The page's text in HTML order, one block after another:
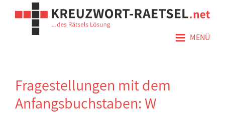
≡ MENÜ
Fragestellungen mit dem
Anfangsbuchstaben: W